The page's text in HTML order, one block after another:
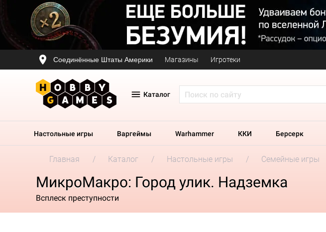
Соединённые Штаты Америки Магазины Игротеки
Каталог
Настольные игры Варгеймы Warhammer ККИ Берсерк
Главная Каталог Настольные игры Семейные игры
МикроМакро: Город улик. Надземка
Всплеск преступности